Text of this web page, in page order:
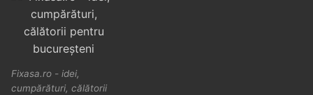
Fixasa.ro - idei,
cumpărături, călătorii